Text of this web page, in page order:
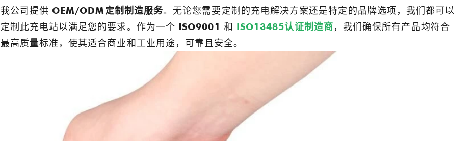
我公司提供 OEM/ODM定制制造服务。无论您需要定制的充电解决方案还是特定的品牌选项，我们都可以
定制此充电站以满足您的要求。作为一个 ISO9001 和 ISO13485认证制造商，我们确保所有产品均符合
最高质量标准，使其适合商业和工业用途，可靠且安全。